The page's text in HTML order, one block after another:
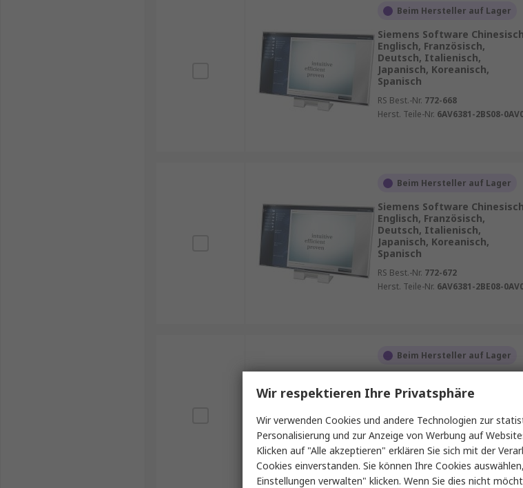
Beim Hersteller auf Lager
Siemens Software
Englisch, Französisch,
Deutsch, Italienisch,
Japanisch, Koreanisch,
Spanisch
RS Best.-Nr. 772-668
Herst. Teile-Nr. 6AV6381-2BS08-
Beim Hersteller auf Lager
Siemens Software
Englisch, Französisch,
Deutsch, Italienisch,
Japanisch, Koreanisch,
Spanisch
RS Best.-Nr. 772-672
Herst. Teile-Nr. 6AV6381-2BE08-
Beim Hersteller auf Lager
Französisch, Deutsch,
Italienisch, Spanisch
RS Best.-Nr.772-768
Herst. Teile-Nr.6AV6381-2BF08-
Wir respektieren Ihre Privatsphäre
Wir verwenden Cookies und andere Technologien zur
Personalisierung und zur Anzeige von Werbung auf
Klicken auf "Alle akzeptieren" erklären Sie sich mit der
Cookies einverstanden. Sie können Ihre Cookies
Einstellungen verwalten" klicken. Wenn Sie dies nicht